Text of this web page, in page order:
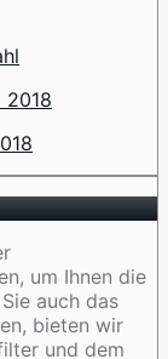
um Ihnen die
auch das
bieten wir
und dem